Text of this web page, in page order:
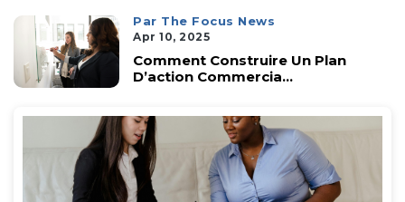
Par The Focus News
Apr 10, 2025
Comment Construire Un Plan
D’action Commercia...